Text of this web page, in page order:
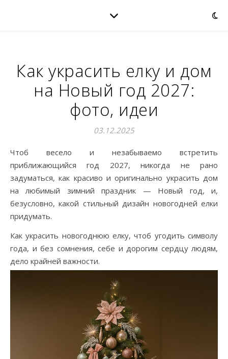
Как украсить елку и дом
на Новый год 2027:
фото, идеи
03.12.2025
Чтоб весело и незабываемо встретить
приближающийся год 2027, никогда не рано
задуматься, как красиво и оригинально украсить дом
на любимый зимний праздник — Новый год, и,
безусловно, какой стильный дизайн новогодней елки
придумать.
Как украсить новогоднюю елку, чтоб угодить символу
года, и без сомнения, себе и дорогим сердцу людям,
дело крайней важности.